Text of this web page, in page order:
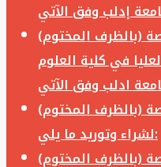
(بالظرف المختوم)
في كلية العلوم
(بالظرف المختوم)
لشراء وتوريد ما يلي:
(بالظرف المختوم)